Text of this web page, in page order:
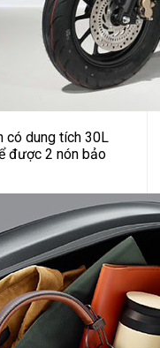
có dung tích 30L
được 2 nón bảo